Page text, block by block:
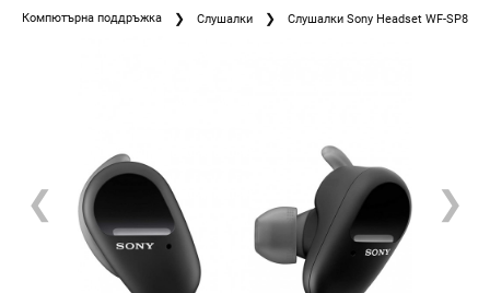
Компютърна поддръжка Слушалки Слушалки Sony Headset WF-SP800N
❮ ❯